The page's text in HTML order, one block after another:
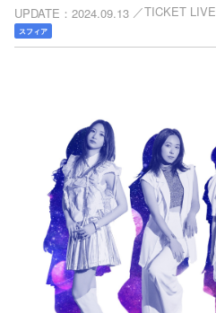
UPDATE 2024.09.13 TICKET LIVE
スフィア